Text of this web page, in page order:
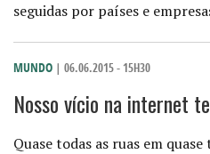
seguidas por países e
MUNDO | 06.06.2015 - 15H30
Nosso vício na internet
Quase todas as ruas em